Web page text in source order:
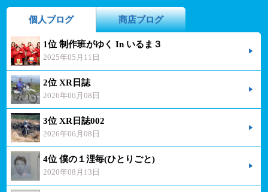
個人ブログ 商店ブログ
1位 制作班がゆく In いるま３
2025年05月11日
2位 XR日誌
2026年06月08日
3位 XR日誌002
2026年06月08日
4位 僕の１浬毎(ひとりごと)
2020年08月13日